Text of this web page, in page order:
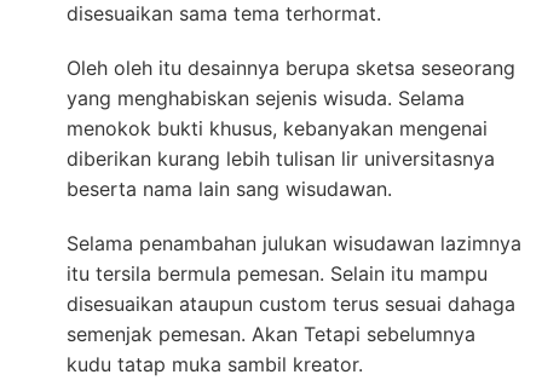
disesuaikan sama tema terhormat.
Oleh oleh itu desainnya berupa sketsa seseorang
yang menghabiskan sejenis wisuda. Selama
menokok bukti khusus, kebanyakan mengenai
diberikan kurang lebih tulisan lir universitasnya
beserta nama lain sang wisudawan.
Selama penambahan julukan wisudawan lazimnya
itu tersila bermula pemesan. Selain itu mampu
disesuaikan ataupun custom terus sesuai dahaga
semenjak pemesan. Akan Tetapi sebelumnya
kudu tatap muka sambil kreator.